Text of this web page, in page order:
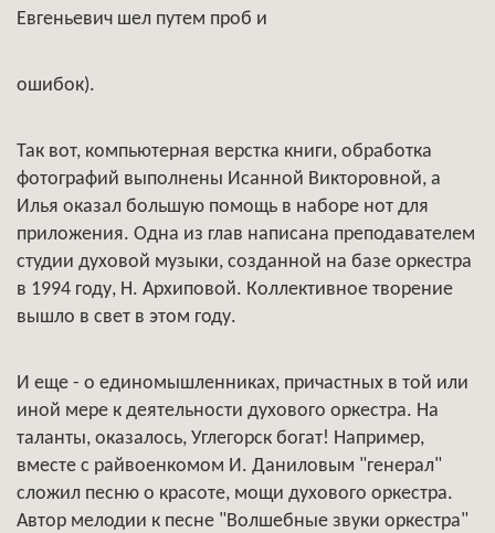
Евгеньевич шел путем проб и
ошибок).
Так вот, компьютерная верстка книги, обработка
фотографий выполнены Исанной Викторовной, а
Илья оказал большую помощь в наборе нот для
приложения. Одна из глав написана преподавателем
студии духовой музыки, созданной на базе оркестра
в 1994 году, Н. Архиповой. Коллективное творение
вышло в свет в этом году.
И еще - о единомышленниках, причастных в той или
иной мере к деятельности духового оркестра. На
таланты, оказалось, Углегорск богат! Например,
вместе с райвоенкомом И. Даниловым "генерал"
сложил песню о красоте, мощи духового оркестра.
Автор мелодии к песне "Волшебные звуки оркестра"